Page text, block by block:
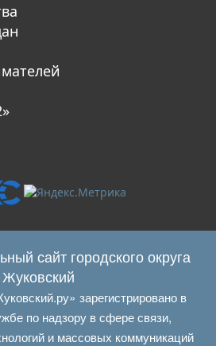
сайт городского округа
Жуковский
зарегистрировано в
по надзору в сфере связи,
и массовых коммуникаций